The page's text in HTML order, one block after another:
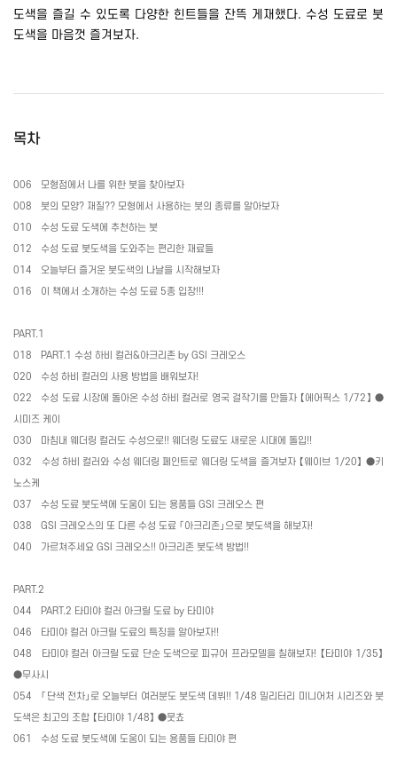
도색을 즐길 수 있도록 다양한 힌트들을 잔뜩 게재했다. 수성 도료로 붓
도색을 마음껏 즐겨보자.
목차
006 모형점에서 나를 위한 붓을 찾아보자
008 붓의 모양? 재질?? 모형에서 사용하는 붓의 종류를 알아보자
010 수성 도료 도색에 추천하는 붓
012 수성 도료 붓도색을 도와주는 편리한 재료들
014 오늘부터 즐거운 붓도색의 나날을 시작해보자
016 이 책에서 소개하는 수성 도료 5종 입장!!!
PART.1
018
PART.1 수성 하비 컬러&아크리존 by GSI 크레오스
020 수성 하비 컬러의 사용 방법을 배워보자!
022 수성 도료 시장에 돌아온 수성 하비 컬러로 영국 걸작기를 만들자 【에어픽스 1/72 】 ●
시미즈 케이
030 마침내 웨더링 컬러도 수성으로!! 웨더링 도료도 새로운 시대에 돌입!!
032 수성 하비 컬러와 수성 웨더링 페인트로 웨더링 도색을 즐겨보자 【웨이브 1/20】 ●키
노스케
037 수성 도료 붓도색에 도움이 되는 용품들 GSI 크레오스 편
038
GSI 크레오스의 또 다른 수성 도료 「아크리존」으로 붓도색을 해보자!
040 가르쳐주세요 GSI 크레오스!! 아크리존 붓도색 방법!!
PART.2
044
PART.2 타미야 컬러 아크릴 도료 by 타미야
046 타미야 컬러 아크릴 도료의 특징을 알아보자!!
048 타미야 컬러 아크릴 도료 단순 도색으로 피규어 프라모델을 칠해보자! 【타미야 1/35】
●무사시
054 「단색 전차」로 오늘부터 여러분도 붓도색 데뷔 !! 1/48 밀리터리 미니어처 시리즈와 붓
도색은 최고의 조합 【타미야 1/48】 ●뭇쵸
061
수성 도료 붓도색에 도움이 되는 용품들 타미야 편